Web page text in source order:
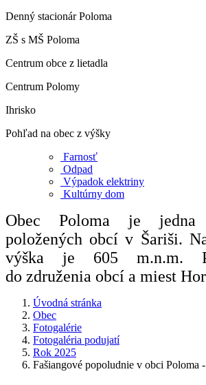
Denný stacionár Poloma
ZŠ s MŠ Poloma
Centrum obce z lietadla
Centrum Polomy
Ihrisko
Pohľad na obec z výšky
Farnosť
Odpad
Výpadok elektriny
Kultúrny dom
Obec Poloma je jedna
položených obcí v Šariši.
výška je 605 m.n.m.
do združenia obcí a miest
Úvodná stránka
Obec
Fotogalérie
Fotogaléria podujatí
Rok 2025
Fašiangové popoludnie v obci Poloma